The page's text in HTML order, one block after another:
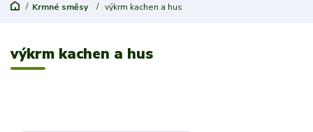
Krmné směsy výkrm kachen a hus
výkrm kachen a hus